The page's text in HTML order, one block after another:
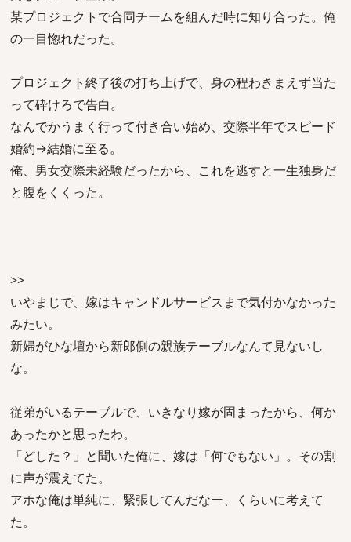
某プロジェクトで合同チームを組んだ時に知り合った。俺
の一目惚れだった。
プロジェクト終了後の打ち上げで、身の程わきまえず当た
って砕けろで告白。
なんでかうまく行って付き合い始め、交際半年でスピード
婚約→結婚に至る。
俺、男女交際未経験だったから、これを逃すと一生独身だ
と腹をくくった。
>>
いやまじで、嫁はキャンドルサービスまで気付かなかった
みたい。
新婦がひな壇から新郎側の親族テーブルなんて見ないし
な。
従弟がいるテーブルで、いきなり嫁が固まったから、何か
あったかと思ったわ。
「どした？」と聞いた俺に、嫁は「何でもない」。その割
に声が震えてた。
アホな俺は単純に、緊張してんだなー、くらいに考えて
た。